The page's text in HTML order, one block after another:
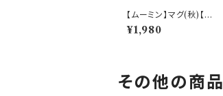
【ムーミン】マグ(秋)【M
M9600】MM9603-1
1
¥1,980
その他の商品